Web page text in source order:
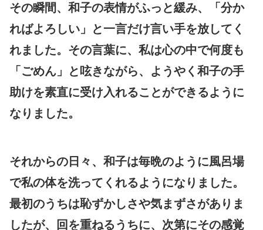
その瞬間、和子の表情がふっと緩み、「分か
ればよろしい」と一言だけ言い手を放してく
れました。その言葉に、私は心の中で何度も
「ごめん」と呟きながら、ようやく和子の手
助けを素直に受け入れることができるように
なりました。
それからの日々、和子は毎晩のように風呂場
で私の体を洗ってくれるようになりました。
最初のうちは恥ずかしさや気まずさがありま
したが、回を重ねるうちに、次第にその感覚